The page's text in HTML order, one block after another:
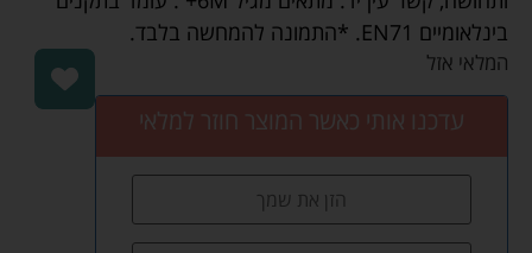
בינלאומיים EN71. *התמונה להמחשה בלבד.
המלאי אזל
עדכנו אותי כאשר המוצר חוזר למלאי